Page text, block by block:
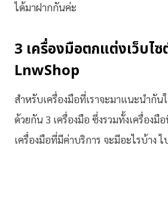
ได้มาฝากกันค่ะ
3 เครื่องมือตกแต่งเว็บไซ
LnwShop
สำหรับเครื่องมือที่เราจะมาแนะนำกั
ด้วยกัน 3 เครื่องมือ ซึ่งรวมทั้งเครื่องมื
เครื่องมือที่มีค่าบริการ จะมีอะไรบ้าง